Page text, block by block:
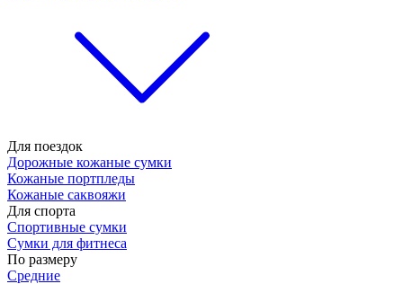
Для поездок
Дорожные кожаные сумки
Кожаные портпледы
Кожаные саквояжи
Для спорта
Спортивные сумки
Сумки для фитнеса
По размеру
Средние